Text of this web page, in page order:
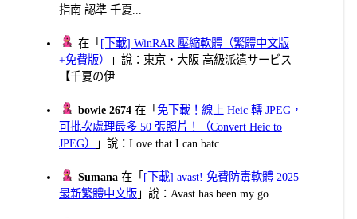
指南 認準 千夏...
在「 [下載] WinRAR 壓縮軟體（繁體中文版
+免費版）
」說：東京・大阪 高級派遣サービス
【千夏の伊...
bowie 2674 在「免下載！線上 Heic 轉 JPEG，
可批次處理最多 50 張照片！（Convert Heic to
JPEG）
」說：Love that I can batc...
Sumana 在「 [下載] avast! 免費防毒軟體 2025
最新繁體中文版 」說：Avast has been my go...